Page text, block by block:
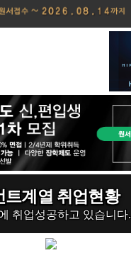
트계열 취업현황
취업성공하고 있습니다.